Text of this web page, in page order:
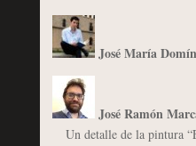
José María
José Ramón
Un detalle de la pintura